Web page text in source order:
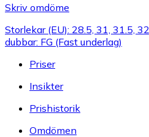
Skriv omdöme
Storlekar (EU): 28.5, 31, 31.5,
dubbar: FG (Fast underlag)
Priser
Insikter
Prishistorik
Omdömen